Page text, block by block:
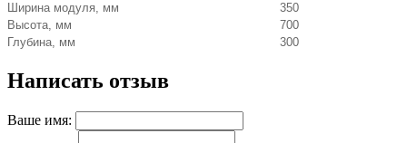
Ширина модуля, мм
350
Высота, мм
700
Глубина, мм
300
Написать отзыв
Ваше имя: